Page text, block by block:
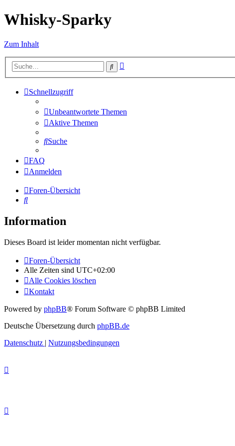
Whisky-Sparky
Zum Inhalt
Suche
Schnellzugriff
Unbeantwortete Themen
Aktive Themen
Suche
FAQ
Anmelden
Foren-Übersicht
Suche
Information
Dieses Board ist leider momentan nicht verfügbar.
Foren-Übersicht
Alle Zeiten sind UTC+02:00
Alle Cookies löschen
Kontakt
Powered by phpBB® Forum Software © phpBB Limited
Deutsche Übersetzung durch phpBB.de
Datenschutz | Nutzungsbedingungen